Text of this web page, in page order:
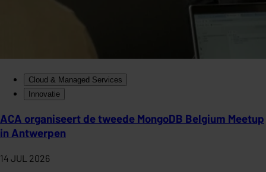
Cloud & Managed Services
Innovatie
ACA organiseert de tweede MongoDB Belgium Meetup
in Antwerpen
14 JUL 2026